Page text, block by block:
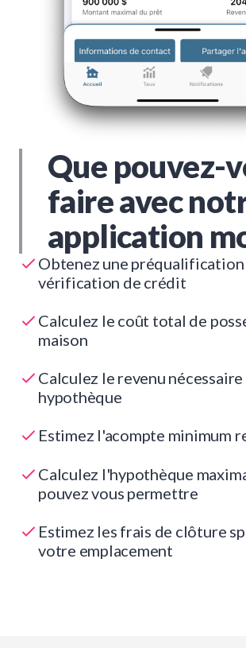
Que pouvez-
faire avec
application
Obtenez une préqualification
vérification de crédit
Calculez le coût total de
maison
Calculez le revenu
hypothèque
Estimez l'acompte minimum
Calculez l'hypothèque
pouvez vous permettre
Estimez les frais de clôture
votre emplacement